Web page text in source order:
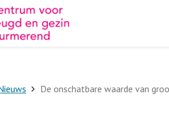
De onschatbare waarde van